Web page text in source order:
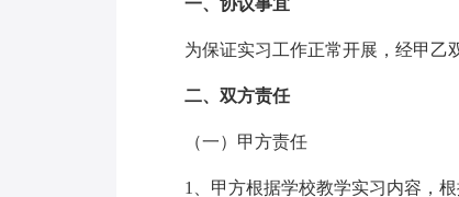
一、协议事宜
为保证实习工作正常开展，经甲乙
二、双方责任
（一）甲方责任
1、甲方根据学校教学实习内容，